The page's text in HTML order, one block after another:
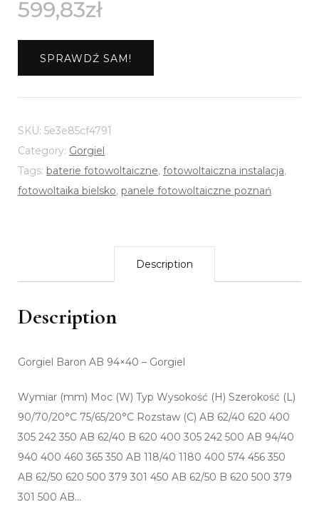
599,83zł
SPRAWDŹ SAM!
SKU: 5e3e85cf4791
Category: Gorgiel
Tags: baterie fotowoltaiczne, fotowoltaiczna instalacja,
fotowoltaika bielsko, panele fotowoltaiczne poznań
Description
Description
Gorgiel Baron AB 94×40 – Gorgiel
Wymiar (mm) Moc (W) Typ Wysokość (H) Szerokość (L)
90/70/20°C 75/65/20°C Rozstaw (C) AB 62/40 620 400
305 242 350 AB 62/40 B 620 400 305 242 500 AB 94/40
940 400 460 365 350 AB 118/40 1180 400 574 456 350
AB 62/50 620 500 379 301 450 AB 62/50 B 620 500 379
301 500 AB…